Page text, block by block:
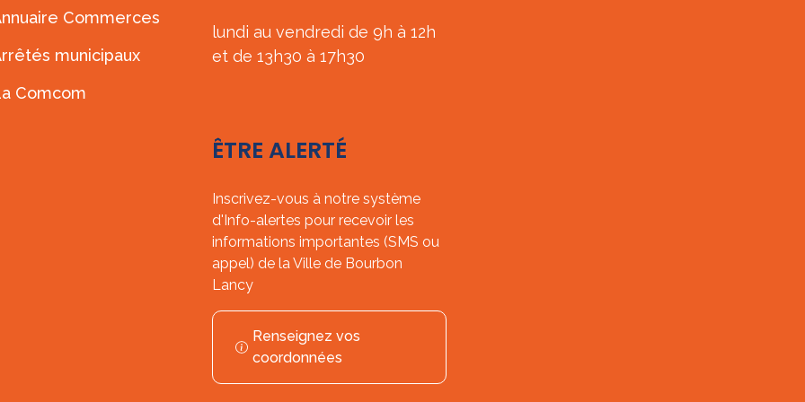
Commerces
municipaux
Comcom
lundi au vendredi de 9h à 12h
et de 13h30 à 17h30
ÊTRE ALERTÉ
Inscrivez-vous à notre système
d'Info-alertes pour recevoir les
informations importantes (SMS ou
appel) de la Ville de Bourbon
Lancy
Renseignez vos
coordonnées